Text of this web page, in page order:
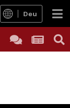
Deu